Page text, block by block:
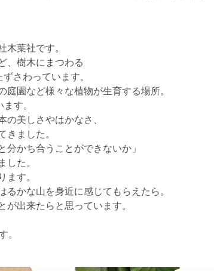
葉社です。
、樹木にまつわる
さわっています。
園など様々な植物が生育する場所。
す。
美しさやはかなさ、
ました。
分かち合うことができないか」
た。
す。
かな山を身近に感じてもらえたら。
出来たらと思っています。